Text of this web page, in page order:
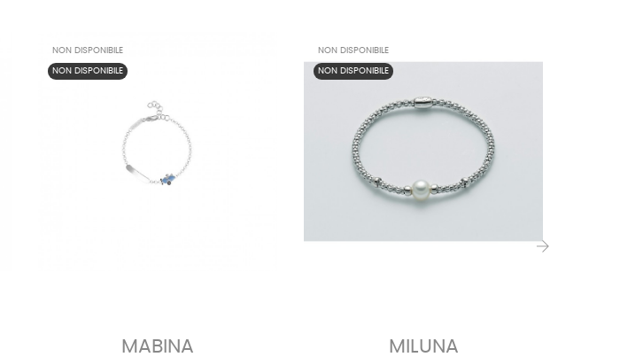
NON DISPONIBILE
NON DISPONIBILE
MABINA
NON DISPONIBILE
NON DISPONIBILE
MILUNA